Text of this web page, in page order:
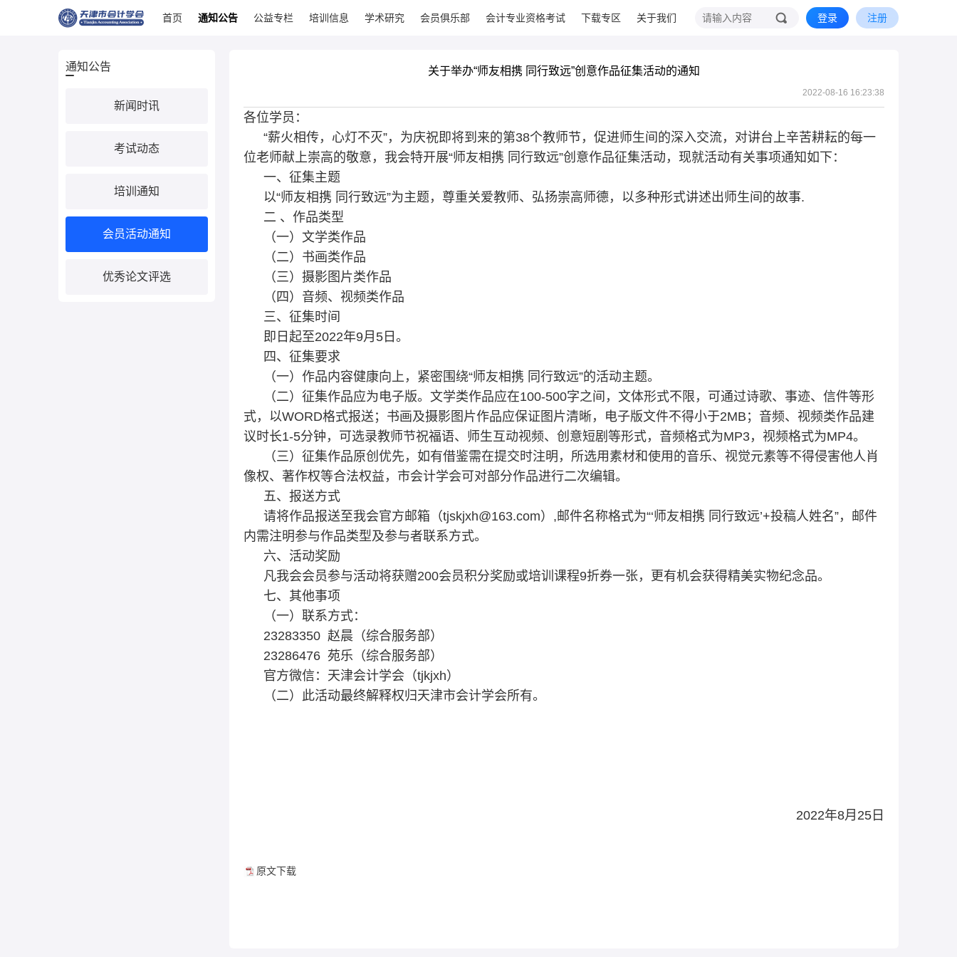
首页 通知公告 公益专栏 培训信息 学术研究 会员俱乐部 会计专业资格考试 下载专区 关于我们 登录 注册
通知公告
新闻时讯
考试动态
培训通知
会员活动通知
优秀论文评选
关于举办“师友相携 同行致远”创意作品征集活动的通知
2022-08-16 16:23:38
各位学员：
“薪火相传，心灯不灭”，为庆祝即将到来的第38个教师节，促进师生间的深入交流，对讲台上辛苦耕耘的每一
位老师献上崇高的敬意，我会特开展“师友相携 同行致远”创意作品征集活动，现就活动有关事项通知如下：
一、征集主题
以“师友相携 同行致远”为主题，尊重关爱教师、弘扬崇高师德，以多种形式讲述出师生间的故事.
二 、作品类型
（一）文学类作品
（二）书画类作品
（三）摄影图片类作品
（四）音频、视频类作品
三、征集时间
即日起至2022年9月5日。
四、征集要求
（一）作品内容健康向上，紧密围绕“师友相携 同行致远”的活动主题。
（二）征集作品应为电子版。文学类作品应在100-500字之间，文体形式不限，可通过诗歌、事迹、信件等形
式，以WORD格式报送；书画及摄影图片作品应保证图片清晰，电子版文件不得小于2MB；音频、视频类作品建
议时长1-5分钟，可选录教师节祝福语、师生互动视频、创意短剧等形式，音频格式为MP3，视频格式为MP4。
（三）征集作品原创优先，如有借鉴需在提交时注明，所选用素材和使用的音乐、视觉元素等不得侵害他人肖
像权、著作权等合法权益，市会计学会可对部分作品进行二次编辑。
五、报送方式
请将作品报送至我会官方邮箱（tjskjxh@163.com）,邮件名称格式为“‘师友相携 同行致远’+投稿人姓名”，邮件
内需注明参与作品类型及参与者联系方式。
六、活动奖励
凡我会会员参与活动将获赠200会员积分奖励或培训课程9折券一张，更有机会获得精美实物纪念品。
七、其他事项
（一）联系方式：
23283350 赵晨（综合服务部）
23286476 苑乐（综合服务部）
官方微信：天津会计学会（tjkjxh）
（二）此活动最终解释权归天津市会计学会所有。
2022年8月25日
原文下载